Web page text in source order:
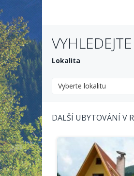
Lokalita
Vyberte lokalitu
DALŠÍ UBYTOVÁNÍ V